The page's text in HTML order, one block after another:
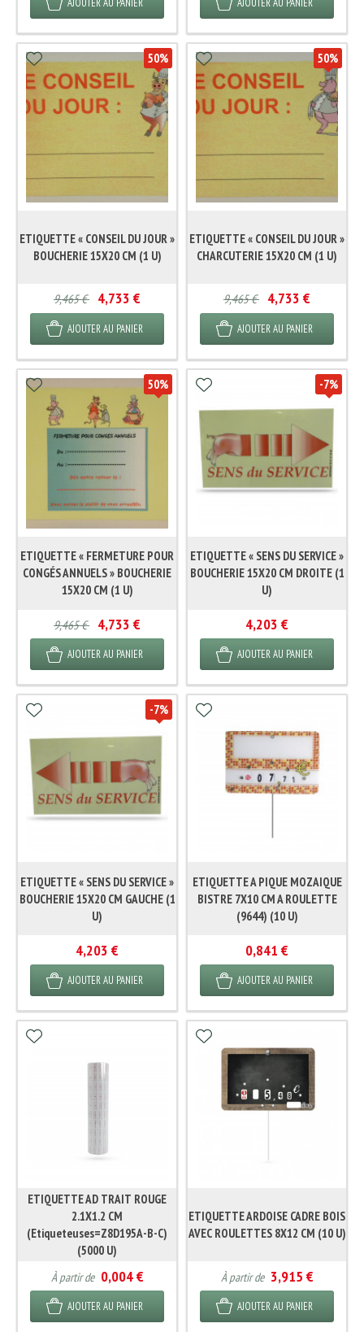
50%
ETIQUETTE « CONSEIL DU JOUR »
BOUCHERIE 15X20 CM (1 U)
9,465 € 4,733 €
AJOUTER AU PANIER
50%
ETIQUETTE « CONSEIL DU JOUR »
CHARCUTERIE 15X20 CM (1 U)
9,465 € 4,733 €
AJOUTER AU PANIER
50%
ETIQUETTE « FERMETURE POUR
CONGÉS ANNUELS » BOUCHERIE
15X20 CM (1 U)
9,465 € 4,733 €
AJOUTER AU PANIER
-7%
ETIQUETTE « SENS DU SERVICE »
BOUCHERIE 15X20 CM DROITE (1
U)
4,203 €
AJOUTER AU PANIER
-7%
ETIQUETTE « SENS DU SERVICE »
BOUCHERIE 15X20 CM GAUCHE (1
U)
4,203 €
AJOUTER AU PANIER
ETIQUETTE A PIQUE MOZAIQUE
BISTRE 7X10 CM A ROULETTE
(9644) (10 U)
0,841 €
AJOUTER AU PANIER
ETIQUETTE AD TRAIT ROUGE
2.1X1.2 CM
(Etiqueteuses=Z8D195A-B-C)
(5000 U)
À partir de 0,004 €
AJOUTER AU PANIER
ETIQUETTE ARDOISE CADRE BOIS
AVEC ROULETTES 8X12 CM (10 U)
À partir de 3,915 €
AJOUTER AU PANIER